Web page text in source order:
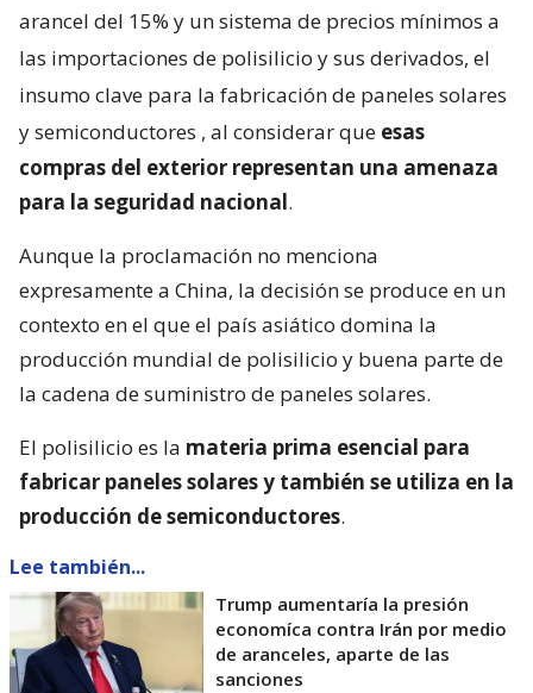
arancel del 15% y un sistema de precios mínimos a
las importaciones de polisilicio y sus derivados, el
insumo clave para la fabricación de paneles solares
y semiconductores , al considerar que esas
compras del exterior representan una amenaza
para la seguridad nacional.
Aunque la proclamación no menciona
expresamente a China, la decisión se produce en un
contexto en el que el país asiático domina la
producción mundial de polisilicio y buena parte de
la cadena de suministro de paneles solares.
El polisilicio es la materia prima esencial para
fabricar paneles solares y también se utiliza en la
producción de semiconductores.
Lee también...
Trump aumentaría la presión
economíca contra Irán por medio
de aranceles, aparte de las
sanciones